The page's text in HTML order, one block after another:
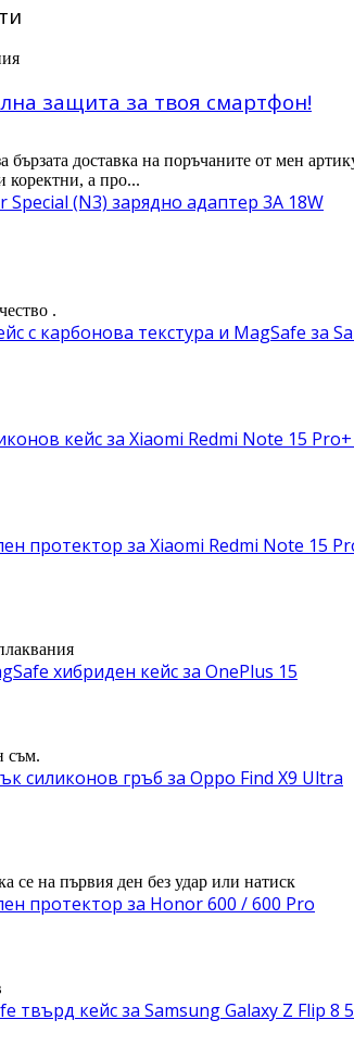
защита за твоя смартфон!
бързата доставка на поръчаните от мен
коректни, а про...
Special (N3) зарядно адаптер 3A 18W
.
с карбонова текстура и MagSafe за
кейс за Xiaomi Redmi Note 15
протектор за Xiaomi Redmi Note 15
хибриден кейс за OnePlus 15
съм.
силиконов гръб за Oppo Find X9 Ultra
се на първия ден без удар или натиск
протектор за Honor 600 / 600 Pro
твърд кейс за Samsung Galaxy Z Flip 8